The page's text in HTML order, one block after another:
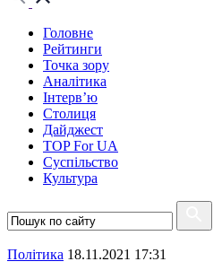
Головне
Рейтинги
Точка зору
Аналітика
Інтерв’ю
Столиця
Дайджест
TOP For UA
Суспiльство
Культура
Полiтика 18.11.2021 17:31